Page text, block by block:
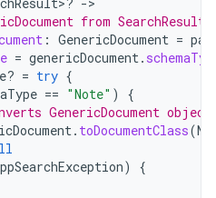
-
from SearchResult.
: GenericDocument =
= genericDocument.
= try {
== "Note" )
{
GenericDocument
. toDocumentClass(
)
{